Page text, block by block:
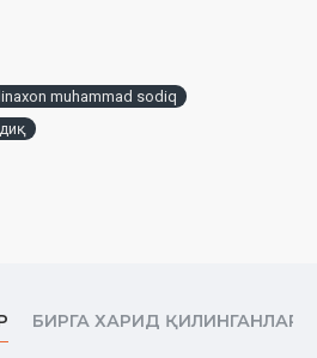
илми ватанимизда қайтадан
Ҳафс ва Шўъба ривоятлари
muhammad sodiq
БИРГА ХАРИД ҚИЛИНГАНЛАР